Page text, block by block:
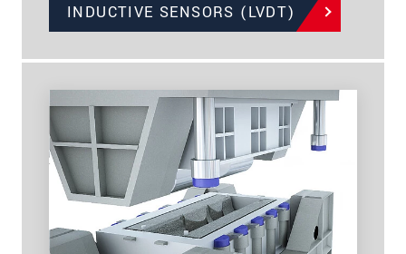
INDUCTIVE SENSORS (LVDT)